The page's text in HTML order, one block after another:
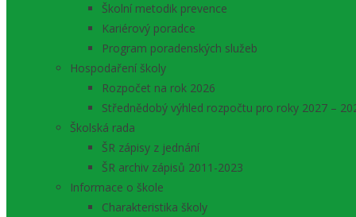
Školní metodik prevence
Kariérový poradce
Program poradenských služeb
Hospodaření školy
Rozpočet na rok 2026
Střednědobý výhled rozpočtu pro roky 2027 –
Školská rada
ŠR zápisy z jednání
ŠR archiv zápisů 2011-2023
Informace o škole
Charakteristika školy